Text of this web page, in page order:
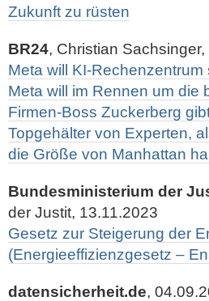
Zukunft zu rüsten
BR24, Christian
Meta will KI-
Meta will im Rennen um die
Firmen-Boss Zuckerberg
Topgehälter von Experten,
die Größe von Manhattan
Bundesministerium der
der Justit, 13.11.2023
Gesetz zur Steigerung der
(Energieeffizienzgesetz –
datensicherheit.de,